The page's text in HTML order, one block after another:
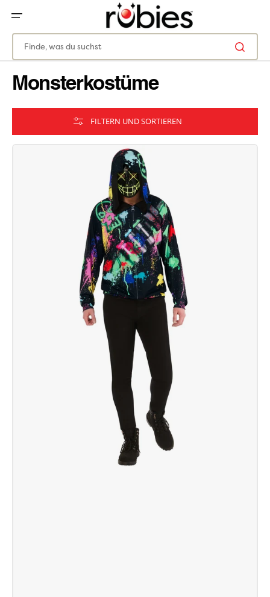
INHALT
SPRINGEN
Finde, was du suchst
Monsterkostüme
FILTERN UND SORTIEREN